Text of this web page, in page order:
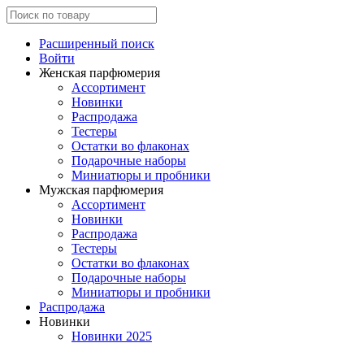
Расширенный поиск
Войти
Женская парфюмерия
Ассортимент
Новинки
Распродажа
Тестеры
Остатки во флаконах
Подарочные наборы
Миниатюры и пробники
Мужская парфюмерия
Ассортимент
Новинки
Распродажа
Тестеры
Остатки во флаконах
Подарочные наборы
Миниатюры и пробники
Распродажа
Новинки
Новинки 2025